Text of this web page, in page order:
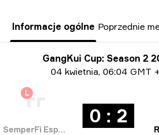
Informacje ogólne Poprzednie
Informacje o turniejuGangKui Cup: Season 2
Informacje o dacie
04 kwietnia, 06:04 GMT
L
SemperFi Esports
0 : 2